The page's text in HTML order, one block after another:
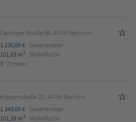
Castroper Straße 99, 44791 Bochum
1.230,00 € Gesamtmiete
101,03 m2
Wohnfläche
3 Zimmer
Küppersstraße 22, 44791 Bochum
1.343,00 € Gesamtmiete
101,39 m2
Wohnfläche